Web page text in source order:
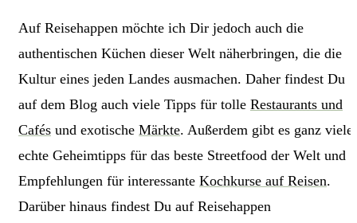
Auf Reisehappen möchte ich Dir jedoch auch die
authentischen Küchen dieser Welt näherbringen, die die
Kultur eines jeden Landes ausmachen. Daher findest Du
auf dem Blog auch viele Tipps für tolle Restaurants und
Cafés und exotische Märkte. Außerdem gibt es ganz viele
echte Geheimtipps für das beste Streetfood der Welt und
Empfehlungen für interessante Kochkurse auf Reisen.
Darüber hinaus findest Du auf Reisehappen